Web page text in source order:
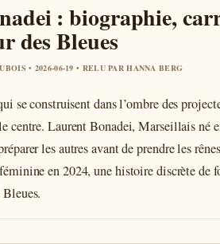
: biographie,
des Bleues
• 2026-06-19 • RELU PAR HANNA BERG
se construisent dans l’ombre des
centre. Laurent Bonadei, Marseillais né
les autres avant de prendre les
en 2024, une histoire discrète de
Bleues.